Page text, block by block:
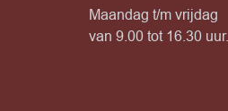
Maandag t/m vrijdag
van 9.00 tot 16.30 uur.